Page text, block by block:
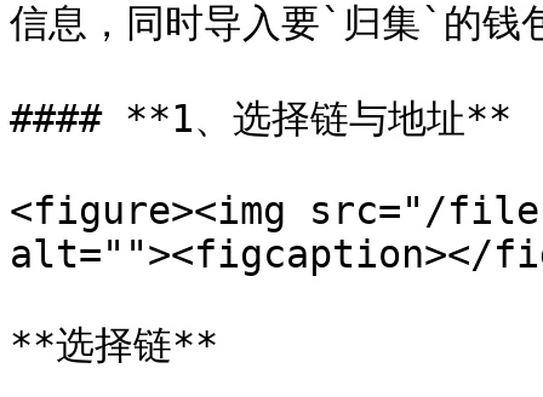
信息，同时导入要`归集`的钱
#### **1、选择链与地址**
<figure><img src="/files/
alt=""><figcaption></
**选择链**